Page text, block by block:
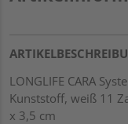
LONGLIFE CARA
Kunststoff, weiß 11
x 3,5 cm